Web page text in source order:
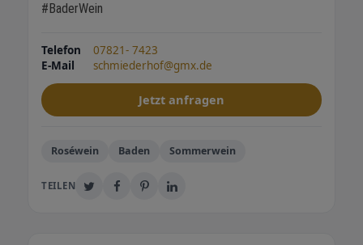
#BaderWein
Telefon
07821- 7423
E-Mail
schmiederhof@gmx.de
Jetzt anfragen
Roséwein Baden Sommerwein
TEILEN